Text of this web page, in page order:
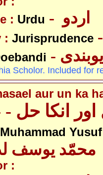
: Urdu
: Jurisprudence
Scholor. Included for
aur un ka
انکا حل - - 4 /
Muhammad
محمّد یوسف
: